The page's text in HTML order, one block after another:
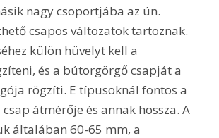
nagy csoportjába az ún.
csapos változatok tartoznak.
külön hüvelyt kell a
és a bútorgörgő csapját a
rögzíti. E típusoknál fontos a
átmérője és annak hossza. A
általában 60-65 mm, a